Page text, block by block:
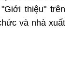
thiệu" trên
và nhà xuất